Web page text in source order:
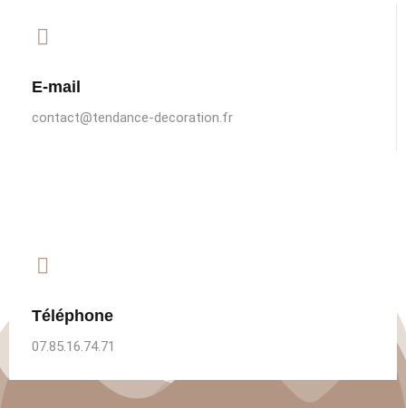
E-mail
contact@tendance-decoration.fr
Téléphone
07.85.16.74.71